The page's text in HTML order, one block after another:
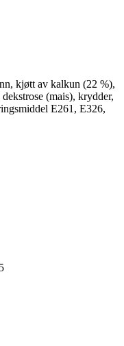
kjøtt av kalkun (22 %),
(mais), krydder,
E261, E326,